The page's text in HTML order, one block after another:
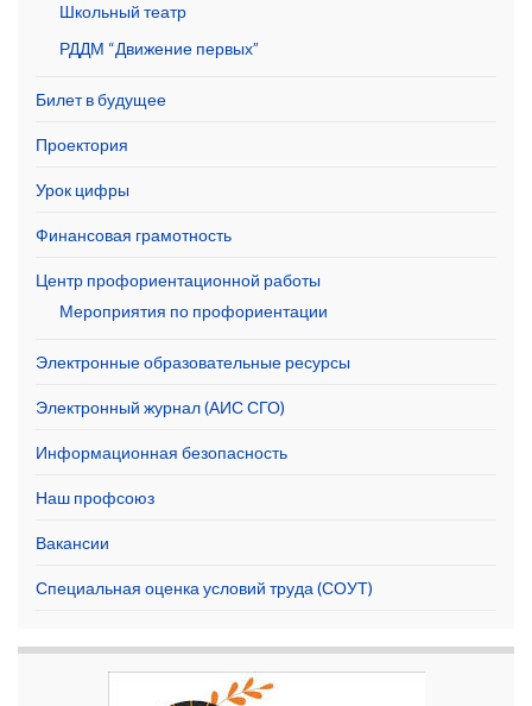
Школьный театр
РДДМ “Движение первых”
Билет в будущее
Проектория
Урок цифры
Финансовая грамотность
Центр профориентационной работы
Мероприятия по профориентации
Электронные образовательные ресурсы
Электронный журнал (АИС СГО)
Информационная безопасность
Наш профсоюз
Вакансии
Специальная оценка условий труда (СОУТ)